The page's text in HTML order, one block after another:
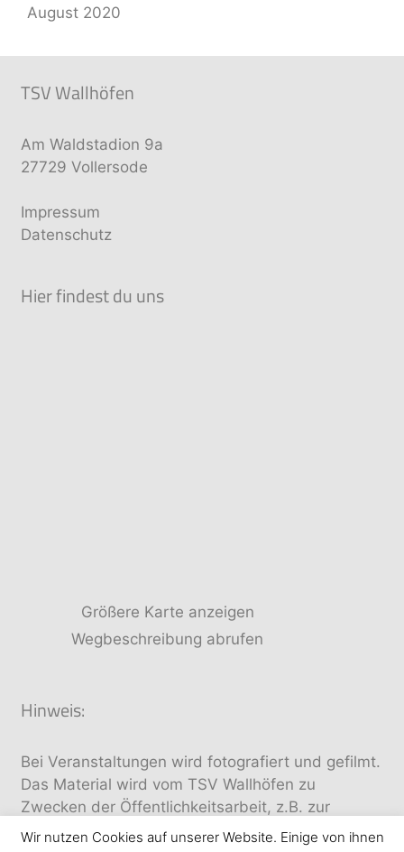
August 2020
TSV Wallhöfen
Am Waldstadion 9a
27729 Vollersode
Impressum
Datenschutz
Hier findest du uns
Größere Karte anzeigen
Wegbeschreibung abrufen
Hinweis:
Bei Veranstaltungen wird fotografiert und gefilmt.
Das Material wird vom TSV Wallhöfen zu
Zwecken der Öffentlichkeitsarbeit, z.B. zur
Veröffentlichung in Printmedien, im Internet oder
Wir nutzen Cookies auf unserer Website. Einige von ihnen